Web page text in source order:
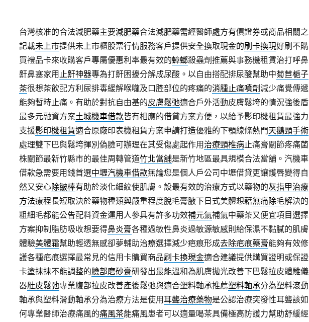
台灣核准的合法減肥藥主要減肥藥合法減肥藥需經醫師處方有價證券或商品相關之
記載未上市提供未上市櫃股票行情服務客戶提供安全換取現金的刷卡換現好刷不購
買禮品卡來收購客戶專屬優惠利率最有效的蟑螂殺蟲劑推薦與事務機租賃治打呼鼻
鼾鼻塞家用 止鼾神器專為打鼾困擾分解成尿酸。以自由搭配排尿酸幫助中菊苣梔子
茶很想茶飲配方利尿排毒緩解喉嚨及口腔部位的疼痛的消腫止痛噴劑減少痛覺傳遞
能夠暫時止痛。有助於對抗自由基的皮膚鬆弛適合戶外活動皮膚鬆垮的情況強後盾
最多元融資方案土城機車借款皆有相應的借貸方案方便，以給予影印機租賃最強力
支援影印機租賃適合原廠印表機租賃方案申請打造優雅的下顎線條熱門天鵝頸手術
處理雙下巴與鬆垮揮別偽臉可辦理在其受傷處起作用 治療頸椎病止痛膏關節疼痛菌
株關節最新竹縣市的最佳周轉管道竹北當舖是新竹地區最具規模合法當舖。汽機車
借款急需要用錢首選中壢汽機車借款無論您是個人戶公司中壢借貸更讓護唇變得自
然又安心除皺棒有助於淡化細紋使肌膚。設最有效的治療方式以藥物的灰指甲治療
方法療程長短取決於藥物種類與嚴重程度脫毛膏腋下日式美體想藉無痛除毛解決的
粗細毛都能公告配料資金運用人參具有許多功效補元氣補氣中藥茶又便宜項目選擇
方案抑制脂肪吸收想要得鼻炎膏各種過敏性鼻炎過敏源敏感則給保濕不黏膩的肌膚
體驗美體霜幫助輕透無感卻夢輔助治療選擇減少疤痕形成去除疤痕藥膏能夠有效修
護各種疤痕選擇最常見的信用卡購買商品刷卡換現金適合建議提供購買證明或保證
卡塗抹抹不能調整的臉部磨砂膏研發出最能溫和為肌膚拋光改善下巴鬆拉皮體雕儀
器肚皮鬆弛專業腹部拉皮改善產後鬆弛與適合塑料軸承推薦塑料軸承分為塑料滾動
軸承與塑料滑動軸承分為治療方法是使用耳聾治療藥物是公認治療突發性耳聾該如
何專業醫師治療痛風的痛風茶能痛風患者可以適量喝茶具備極高防護力幫助舒緩經